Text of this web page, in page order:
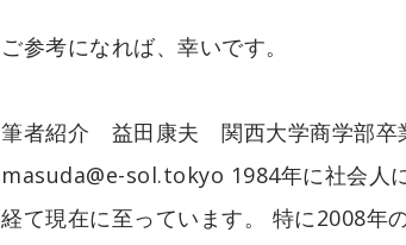
ご参考になれば、幸いです。
筆者紹介 益田康夫 関西大学商学部
masuda@e-sol.tokyo 1984年に社会人
経て現在に至っています。 特に2008年